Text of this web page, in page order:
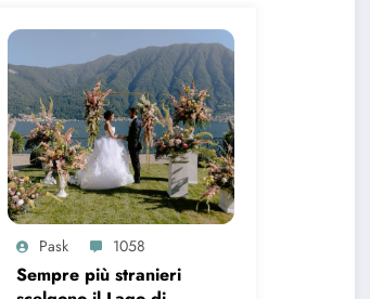
Pask 1058
Sempre più stranieri